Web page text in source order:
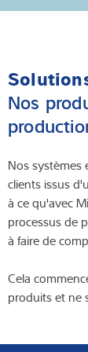
de
Nos
Nos systèmes
clients issus
à ce qu'avec
processus de
à faire de
Cela
produits et ne